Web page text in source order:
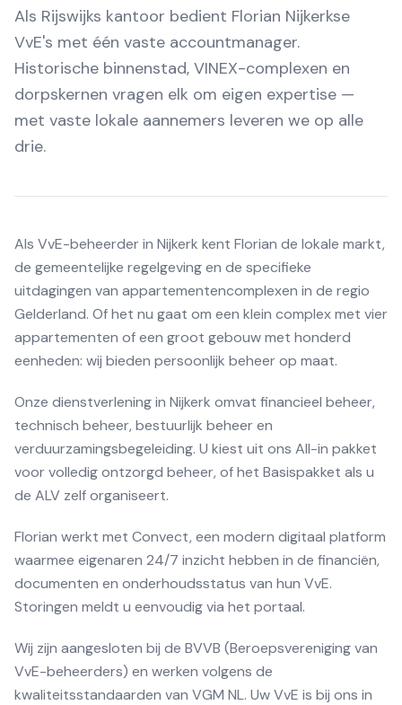
Als Rijswijks kantoor bedient Florian Nijkerkse
VvE's met één vaste accountmanager.
Historische binnenstad, VINEX-complexen en
dorpskernen vragen elk om eigen expertise —
met vaste lokale aannemers leveren we op alle
drie.
Als VvE-beheerder in Nijkerk kent Florian de lokale markt,
de gemeentelijke regelgeving en de specifieke
uitdagingen van appartementencomplexen in de regio
Gelderland. Of het nu gaat om een klein complex met vier
appartementen of een groot gebouw met honderd
eenheden: wij bieden persoonlijk beheer op maat.
Onze dienstverlening in Nijkerk omvat financieel beheer,
technisch beheer, bestuurlijk beheer en
verduurzamingsbegeleiding. U kiest uit ons All-in pakket
voor volledig ontzorgd beheer, of het Basispakket als u
de ALV zelf organiseert.
Florian werkt met Convect, een modern digitaal platform
waarmee eigenaren 24/7 inzicht hebben in de financiën,
documenten en onderhoudsstatus van hun VvE.
Storingen meldt u eenvoudig via het portaal.
Wij zijn aangesloten bij de BVVB (Beroepsvereniging van
VvE-beheerders) en werken volgens de
kwaliteitsstandaarden van VGM NL. Uw VvE is bij ons in